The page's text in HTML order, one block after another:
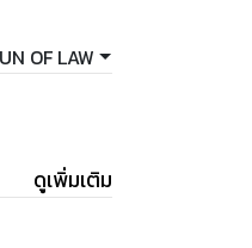
วลาการ
ดๆ ใน
OF LAW
ดูเพิ่มเติม